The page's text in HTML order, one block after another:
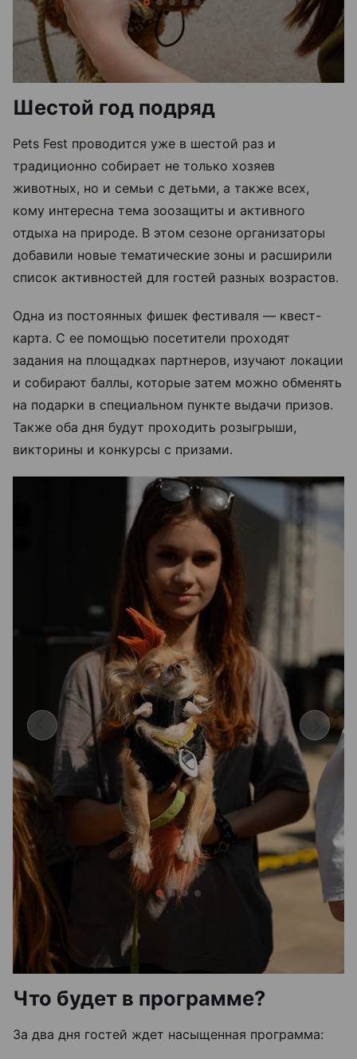
Шестой год подряд
Pets Fest проводится уже в шестой раз и
традиционно собирает не только хозяев
животных, но и семьи с детьми, а также всех,
кому интересна тема зоозащиты и активного
отдыха на природе. В этом сезоне организаторы
добавили новые тематические зоны и расширили
список активностей для гостей разных возрастов.
Одна из постоянных фишек фестиваля — квест-
карта. С ее помощью посетители проходят
задания на площадках партнеров, изучают локации
и собирают баллы, которые затем можно обменять
на подарки в специальном пункте выдачи призов.
Также оба дня будут проходить розыгрыши,
викторины и конкурсы с призами.
Что будет в программе?
За два дня гостей ждет насыщенная программа: